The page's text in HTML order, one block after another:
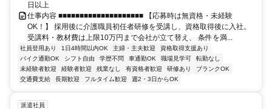
日以上
仕事内容 ■■■■■■■■■■■■■■■■■■■■ 【応募時は無資格・未経験
OK！】 採用後に介護職員初任者研修を受講し、資格取得後に入社。
受講料・教材費は上限10万円まで会社が立て替え、 条件を満...
社員登用あり 1日4時間以内OK 主婦・主夫歓迎
資格取得支援あり
バイク通勤OK
シフト自由 学歴不問 車通勤OK 職場見学可
転勤なし
未経験者歓迎
経験者歓迎 残業なし 有資格者歓迎 研修あり
ブランクOK
交通費支給
長期歓迎 フルタイム歓迎 週2・3日からOK
派遣社員